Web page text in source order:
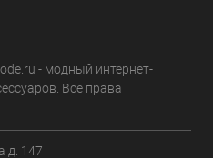
- модный интернет-
Все права
д. 147